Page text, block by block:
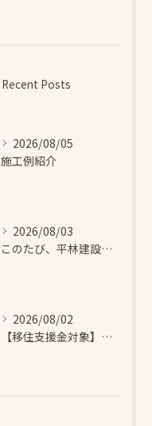
Recent Posts
2026/08/05
施工例紹介
2026/08/03
このたび、平林建設では、お子さまが木とふれあい・木について学...
2026/08/02
【移住支援金対象】【未経験歓迎】大多喜町で「見えないところも...